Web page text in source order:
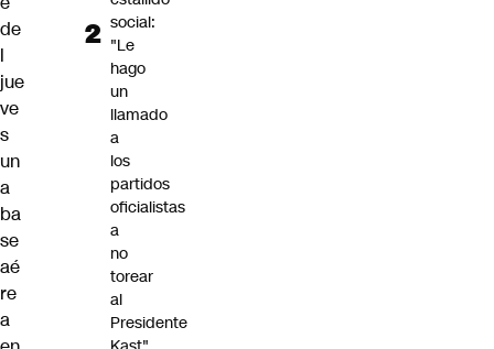
de
l
jue
ve
s
un
a
ba
se
aé
re
a
social:
"Le
hago
un
llamado
a
los
partidos
oficialistas
a
no
torear
al
Presidente